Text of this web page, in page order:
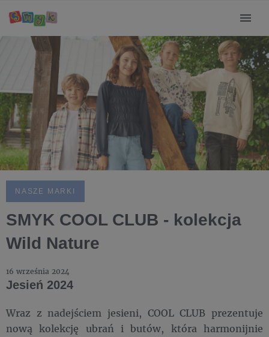
NASZE MARKI
SMYK COOL CLUB - kolekcja
Wild Nature
16 września 2024
Jesień 2024
Wraz z nadejściem jesieni, COOL CLUB prezentuje
nową kolekcję ubrań i butów, która harmonijnie